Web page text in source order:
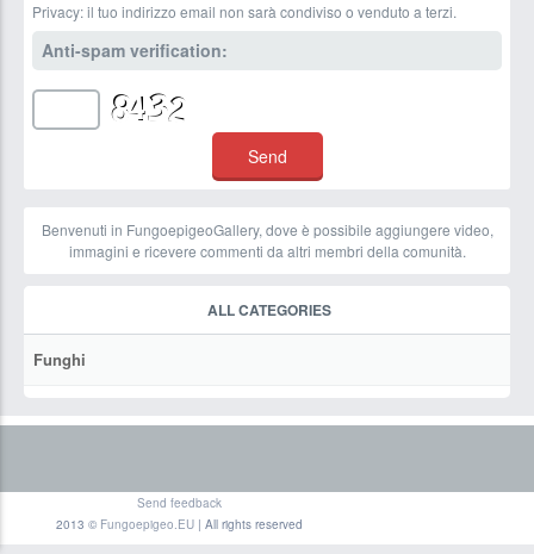
Privacy: il tuo indirizzo email non sarà condiviso o venduto a terzi.
Anti-spam verification:
Benvenuti in FungoepigeoGallery, dove è possibile aggiungere video,
immagini e ricevere commenti da altri membri della comunità.
ALL CATEGORIES
Funghi
Send feedback
2013 © Fungoepigeo.EU| All rights reserved